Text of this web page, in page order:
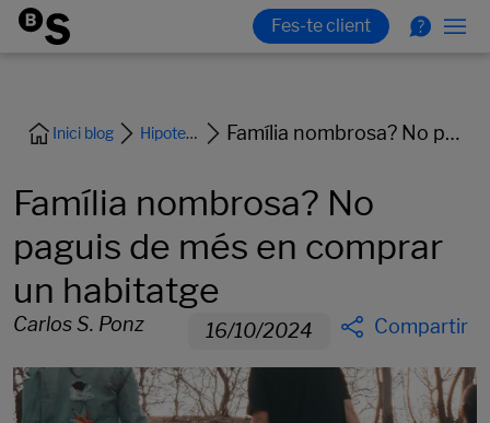
Inici blog Hipoteca i habitatge Família nombrosa? No paguis de més en comprar un habitatge
Família nombrosa? No
paguis de més en comprar
un habitatge
Carlos S. Ponz 16/10/2024 Compartir